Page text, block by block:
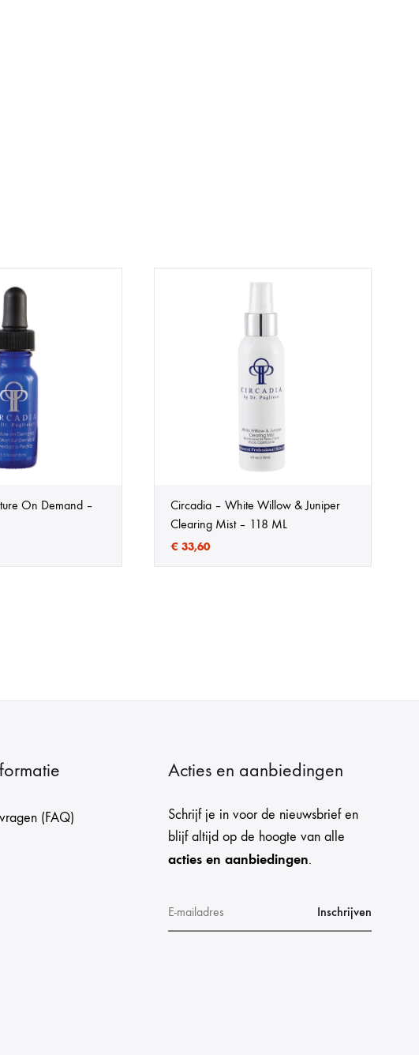
On Demand –
Circadia – White Willow & Juniper
Clearing Mist – 118 ML
€ 33,60
(FAQ)
Acties en aanbiedingen
Schrijf je in voor de nieuwsbrief en
blijf altijd op de hoogte van alle
acties en aanbiedingen.